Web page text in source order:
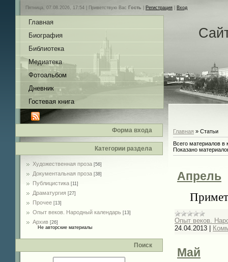
Пятница, 07.08.2026, 17:54 | Приветствую Вас Гость Регистрация Вход
Главная
Биография
Библиотека
Медиатека
Фотоальбом
Дневник
Гостевая книга
Форма входа
Категории раздела
Художественная проза [56]
Документальная проза [38]
Публицистика [11]
Драматургия [27]
Прочее [13]
Опыт веков. Народный календарь [13]
Архив [26]
Не авторские материалы
Поиск
Главная » Статьи
Всего материалов в
Показано
Апрель
Опыт веков.
24.04.2013
Май